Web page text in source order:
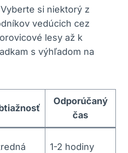
Vyberte si niektorý z
vedúcich cez
lesy až k
s výhľadom na
Odporúčaný
čas
1-2 hodiny